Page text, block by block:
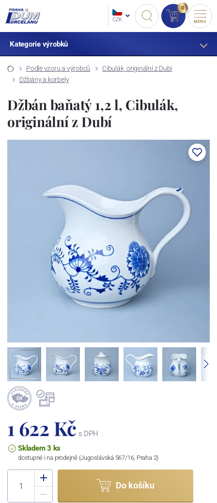
CZK
0
MENU
Kategorie výrobků
Podle vzoru a výrobců
Cibulák, originální z Dubí
Džbány a korbely
Džbán baňatý 1,2 l, Cibulák,
originální z Dubí
1 622 Kč s DPH
Skladem 3 ks
dostupné i na prodejně (Jugoslávská 567/16, Praha 2)
Do košíku